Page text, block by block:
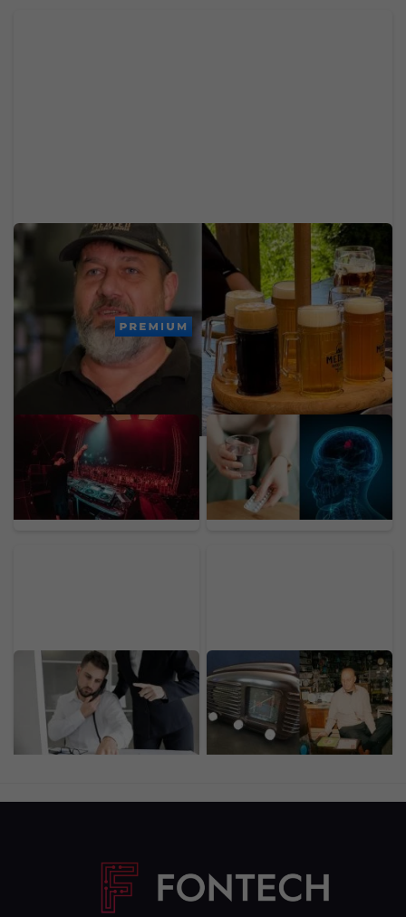
Po 10 rokoch končia s varením piva: Bratia
predávajú obľúbený pivovar a reštaurácie na
PREMIUM
Lovestream už nie je len
o hudbe. Prináša zóny,
kde si oddýchneš,
doplníš energiu a na
chvíľu „vypneš“
ŠÚKL varuje pred
známymi liekmi. Môžu
zvyšovať riziko
zriedkavého nádoru,
užívajú ich tisíce
Sloveniek
Jedna z najväčších
slovenských bánk dnes
mala problémy. Výpadok
zasiahol platby a ďalšie
služby
Legendárne rádio z povál
má dnes vysokú cenu.
Kultový kúsok predáš za
desiatky eur